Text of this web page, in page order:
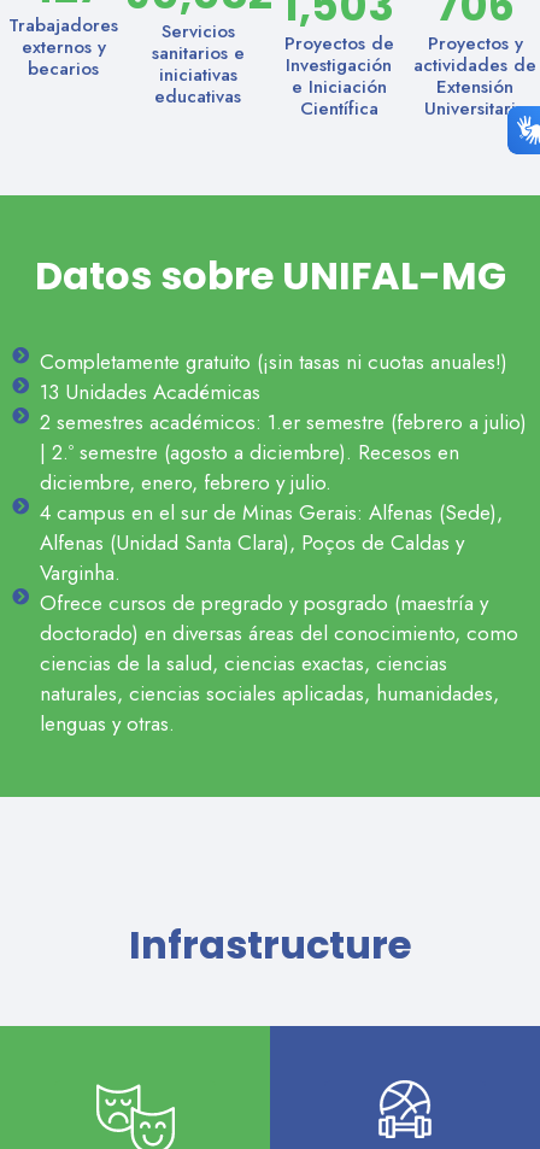
Trabajadores
externos y
becarios
Servicios
sanitarios e
iniciativas
educativas
Proyectos de
Investigación
e Iniciación
Científica
Proyectos y
actividades de
Extensión
Universitaria
Datos sobre UNIFAL-MG
Completamente gratuito (¡sin tasas ni cuotas anuales!)
13 Unidades Académicas
2 semestres académicos: 1.er semestre (febrero a julio)
| 2.º semestre (agosto a diciembre). Recesos en
diciembre, enero, febrero y julio.
4 campus en el sur de Minas Gerais: Alfenas (Sede),
Alfenas (Unidad Santa Clara), Poços de Caldas y
Varginha.
Ofrece cursos de pregrado y posgrado (maestría y
doctorado) en diversas áreas del conocimiento, como
ciencias de la salud, ciencias exactas, ciencias
naturales, ciencias sociales aplicadas, humanidades,
lenguas y otras.
Infrastructure